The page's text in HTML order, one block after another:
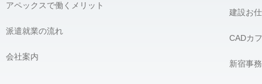
アペックスで働くメリット
派遣就業の流れ
会社案内
建設お
CADカ
新宿事